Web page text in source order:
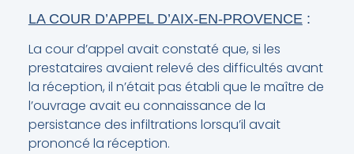
LA COUR D’APPEL D’AIX-EN-PROVENCE:
La cour d’appel avait constaté que, si les
prestataires avaient relevé des difficultés avant
la réception, il n’était pas établi que le maître de
l’ouvrage avait eu connaissance de la
persistance des infiltrations lorsqu’il avait
prononcé la réception.